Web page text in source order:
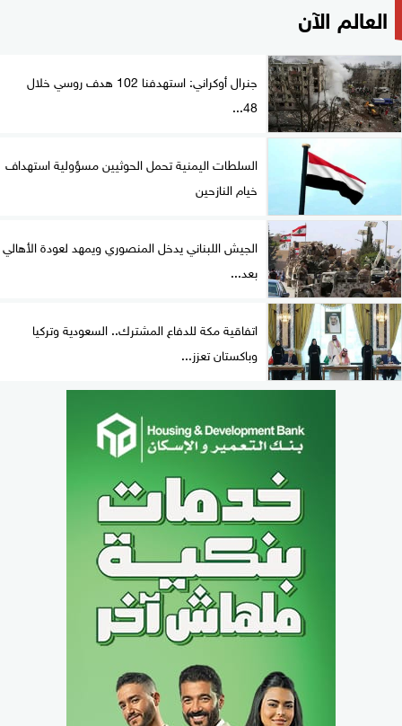
العالم الآن
جنرال أوكراني: استهدفنا 102 هدف روسي خلال
48...
السلطات اليمنية تحمل الحوثيين مسؤولية استهداف
خيام النازحين
الجيش اللبناني يدخل المنصوري ويمهد لعودة الأهالي
بعد...
اتفاقية مكة للدفاع المشترك.. السعودية وتركيا
وباكستان تعزز...